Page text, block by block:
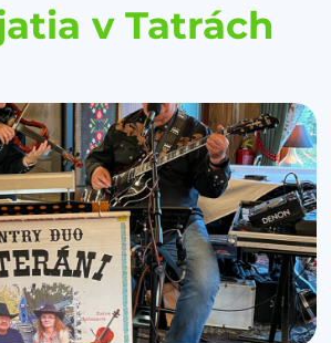
v Tatrách